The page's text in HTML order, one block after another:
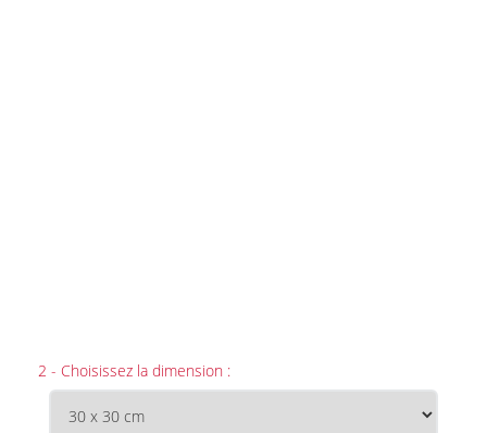
2 - Choisissez la dimension :